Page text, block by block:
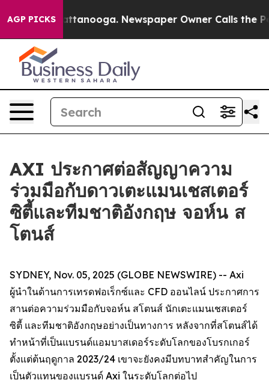
AGP PICKS
in Chattanooga. Newspaper Owner Calls the
AXI ประกาศต่อสัญญาความ
ร่วมมือกับดาวเตะแมนเชสเตอร์
ซิตี้และทีมชาติอังกฤษ จอห์น ส
โตนส์
SYDNEY, Nov. 05, 2025 (GLOBE NEWSWIRE) -- Axi
ผู้นำในด้านการเทรดฟอเร็กซ์และ CFD ออนไลน์ ประกาศการ
สานต่อความร่วมมือกับจอห์น สโตนส์ นักเตะแมนเชสเตอร์
ซิตี้ และทีมชาติอังกฤษอย่างเป็นทางการ หลังจากที่สโตนส์ได้
ทำหน้าที่เป็นแบรนด์แอมบาสเดอร์ระดับโลกของโบรกเกอร์
ตั้งแต่ต้นฤดูกาล 2023/24 เขาจะยังคงมีบทบาทสำคัญในการ
เป็นตัวแทนของแบรนด์ Axi ในระดับโลกต่อไป